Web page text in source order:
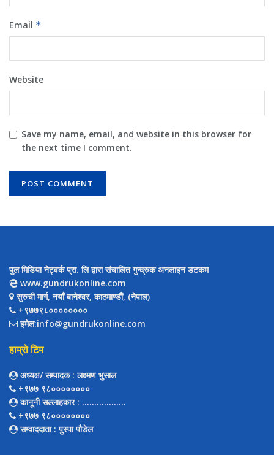
Email *
Website
Save my name, email, and website in this browser for
the next time I comment.
पुल मिडिया नेट्वर्क प्रा. लि द्वारा संचालित गुन्द्रुक अनलाइन डटकम
www.gundrukonline.com
सुरुची मार्ग, नयाँ बानेश्वर, काठमाण्डौैं, (नेपाल)
+९७७९८००००००००
इमेल:info@gundrukonline.com
हाम्रो टिम
अध्यक्ष/ सम्पादक: लक्ष्मण भुसाल
+९७७ ९८००००००००
कानूनी सल्लाहकार: ..................
+९७७ ९८००००००००
सम्वाददाता: पुस्पा पौडेल